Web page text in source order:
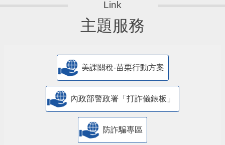
主題服務
美課關稅-苗栗行動方案
內政部警政署「打詐儀錶板」
防詐騙專區